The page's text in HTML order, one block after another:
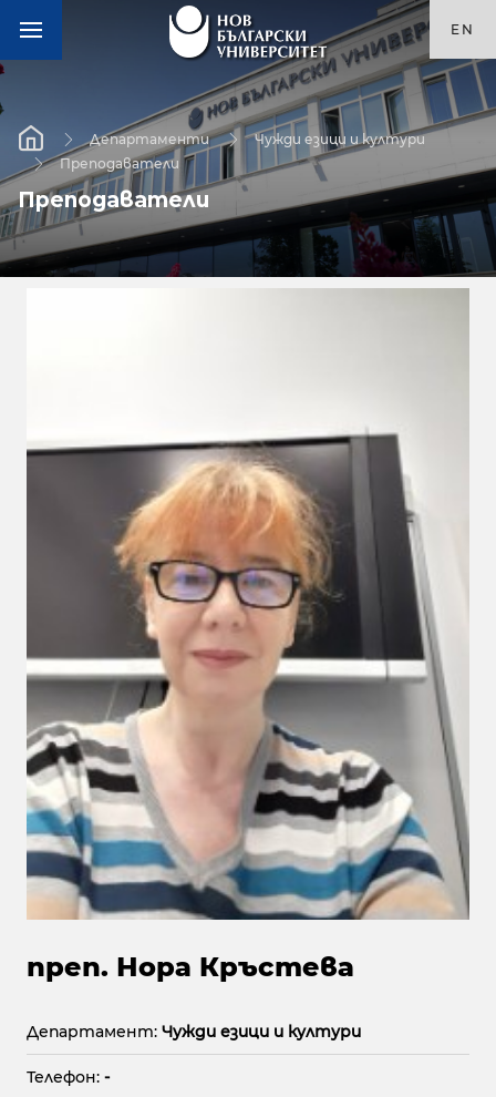
EN
Департаменти
Чужди езици и култури
Преподаватели
Преподаватели
преп. Нора Кръстева
Департамент: Чужди езици и култури
Телефон: -